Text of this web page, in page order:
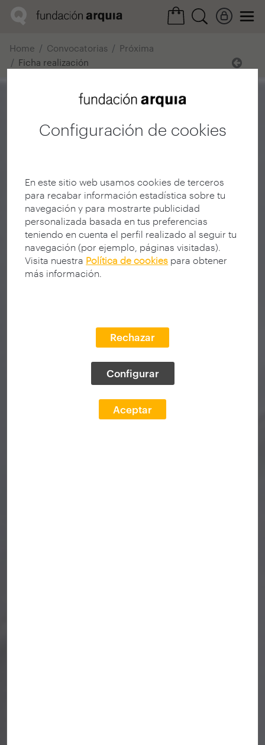
Configuración de cookies
En este sitio web usamos cookies de terceros
para recabar información estadística sobre tu
navegación y para mostrarte publicidad
personalizada basada en tus preferencias
teniendo en cuenta el perfil realizado al seguir tu
navegación (por ejemplo, páginas visitadas).
Visita nuestra Política de cookies para obtener
más información.
Rechazar
Configurar
Aceptar
Home Convocatorias
Próxima
Ficha realización